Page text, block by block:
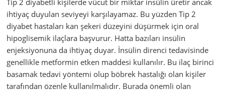
Tip 2 diyabetli kişilerde vücut bir miktar insülin üretir ancak
ihtiyaç duyulan seviyeyi karşılayamaz. Bu yüzden Tip 2
diyabet hastaları kan şekeri düzeyini düşürmek için oral
hipoglisemik ilaçlara başvurur. Hatta bazıları insülin
enjeksiyonuna da ihtiyaç duyar. İnsülin direnci tedavisinde
genellikle metformin etken maddesi kullanılır. Bu ilaç birinci
basamak tedavi yöntemi olup böbrek hastalığı olan kişiler
tarafından özenle kullanılmalıdır. Burada önemli olan